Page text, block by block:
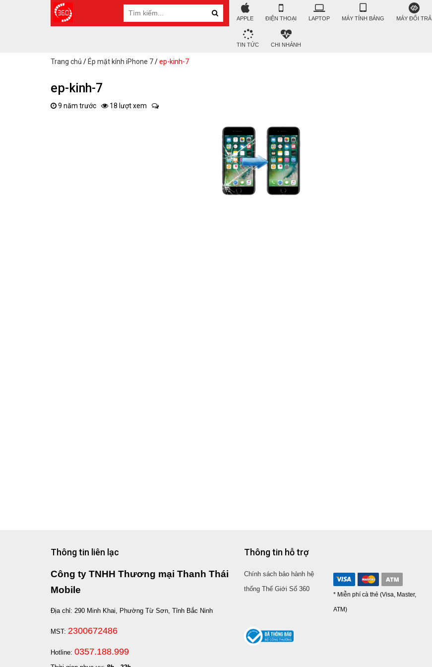
APPLE ĐIỆN THOẠI LAPTOP MÁY TÍNH BẢNG MÁY ĐỔI TRẢ
TIN TỨC CHI NHÁNH
Trang chủ / Ép mặt kính iPhone 7/ep-kinh-7
ep-kinh-7
9 năm trước 18 lượt xem
Thông tin liên lạc
Công ty TNHH Thương mại Thanh Thái
Mobile
Địa chỉ: 290 Minh Khai, Phường Từ Sơn, Tỉnh Bắc Ninh
MST: 2300672486
Hotline: 0357.188.999
Thông tin hỗ trợ
Chính sách bảo hành hệ
thống Thế Giới Số 360
* Miễn phí cà thẻ (Visa, Master,
ATM)